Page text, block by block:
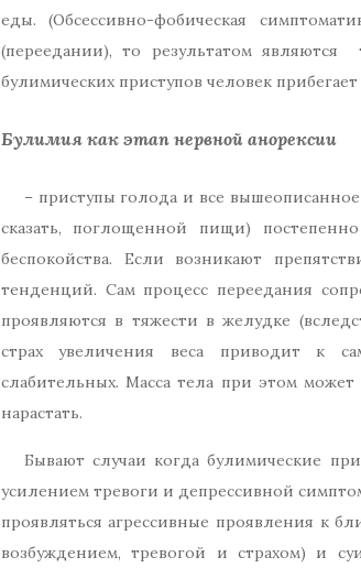
еды. (Обсессивно-фобическая
(переедании), то результатом
булимических приступов человек
Булимия как этап нервной анорексии
– приступы голода и все
сказать, поглощенной пищи)
беспокойства. Если возникают
тенденций. Сам процесс переедания
проявляются в тяжести в желудке
страх увеличения веса приводит к
слабительных. Масса тела при этом
нарастать.
Бывают случаи когда булимические
усилением тревоги и депрессивной
проявляться агрессивные проявления к
возбуждением, тревогой и страхом) и